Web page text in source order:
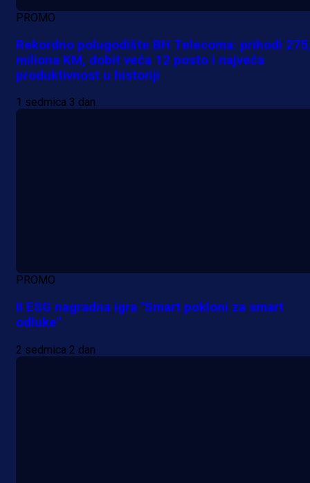
PROMO
Rekordno polugodište BH Telecoma: prihodi
miliona KM, dobit veća 12 posto i najveća
produktivnost u historiji
1 sedmica 3 dan
PROMO
II ESG nagradna igra "Smart pokloni za smart
odluke"
2 sedmica 2 dan